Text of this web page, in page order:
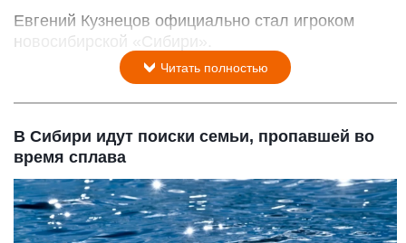
Евгений Кузнецов официально стал игроком
новосибирской «Сибири».
Читать полностью
В Сибири идут поиски семьи, пропавшей во
время сплава